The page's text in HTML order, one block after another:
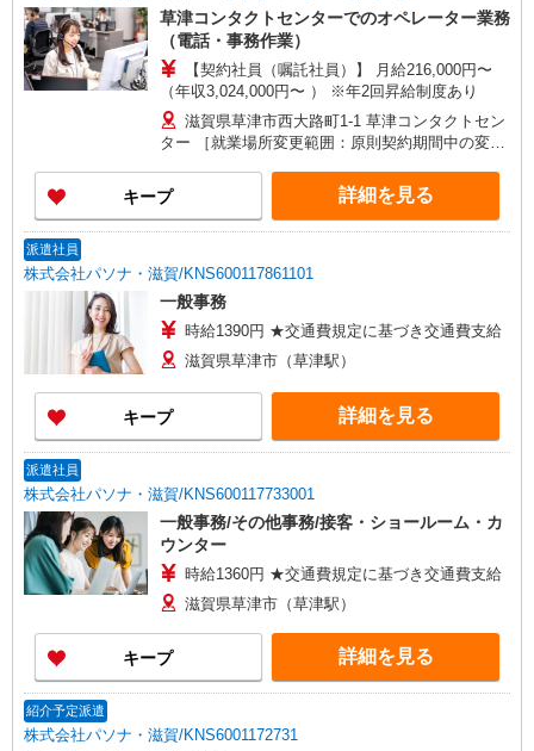
草津コンタクトセンターでのオペレーター業務
（電話・事務作業）
【契約社員（嘱託社員）】 月給216,000円〜
（年収3,024,000円〜 ） ※年2回昇給制度あり
滋賀県草津市西大路町1-1 草津コンタクトセン
ター ［就業場所変更範囲：原則契約期間中の変更
キープ 詳細を見る
派遣社員
株式会社パソナ・滋賀/KNS600117861101
一般事務
時給1390円 ★交通費規定に基づき交通費支給
滋賀県草津市（草津駅）
キープ 詳細を見る
派遣社員
株式会社パソナ・滋賀/KNS600117733001
一般事務/その他事務/接客・ショールーム・カ
ウンター
時給1360円 ★交通費規定に基づき交通費支給
滋賀県草津市（草津駅）
キープ 詳細を見る
紹介予定派遣
株式会社パソナ・滋賀/KNS6001172731